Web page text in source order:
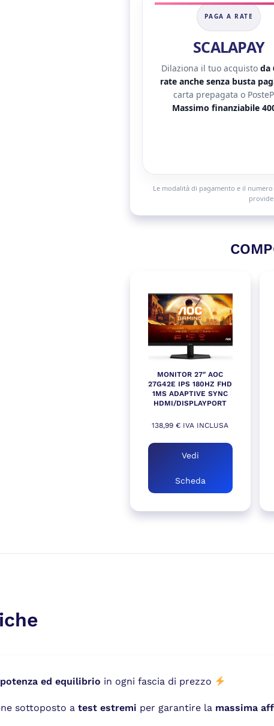
PAGA A RATE
SCALAPAY
Dilaziona il tuo acquisto da
rate anche senza busta
carta prepagata o
Massimo finanziabile
Le modalità di pagamento e il
MONITOR 27″ AOC
27G42E IPS 180HZ FHD
1MS ADAPTIVE SYNC
HDMI/DISPLAYPORT
138,99€ IVA INCLUSA
Vedi
Scheda
ed equilibrio in ogni fascia di prezzo
sottoposto a test estremi per garantire la massima